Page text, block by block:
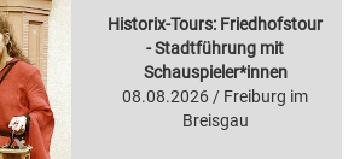
Historix-Tours: Friedhofstour
- Stadtführung mit
Schauspieler*innen
08.08.2026 / Freiburg im
Breisgau